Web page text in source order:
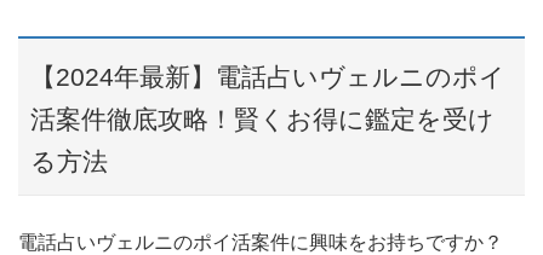
【2024年最新】電話占いヴェルニのポイ
活案件徹底攻略！賢くお得に鑑定を受け
る方法
電話占いヴェルニのポイ活案件に興味をお持ちですか？